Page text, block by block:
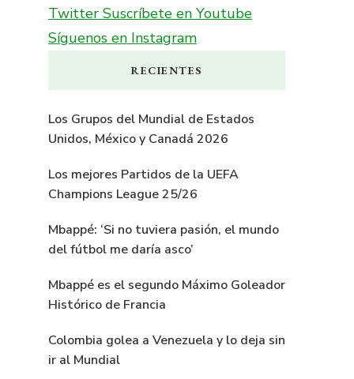
Twitter Suscríbete en Youtube
Síguenos en Instagram
RECIENTES
Los Grupos del Mundial de Estados
Unidos, México y Canadá 2026
Los mejores Partidos de la UEFA
Champions League 25/26
Mbappé: ‘Si no tuviera pasión, el mundo
del fútbol me daría asco’
Mbappé es el segundo Máximo Goleador
Histórico de Francia
Colombia golea a Venezuela y lo deja sin
ir al Mundial